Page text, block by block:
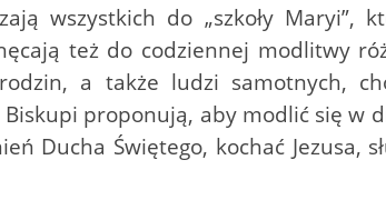
wszystkich do „szkoły Maryi”,
też do codziennej modlitwy
a także ludzi samotnych,
proponują, aby modlić się w
Ducha Świętego, kochać Jezusa,